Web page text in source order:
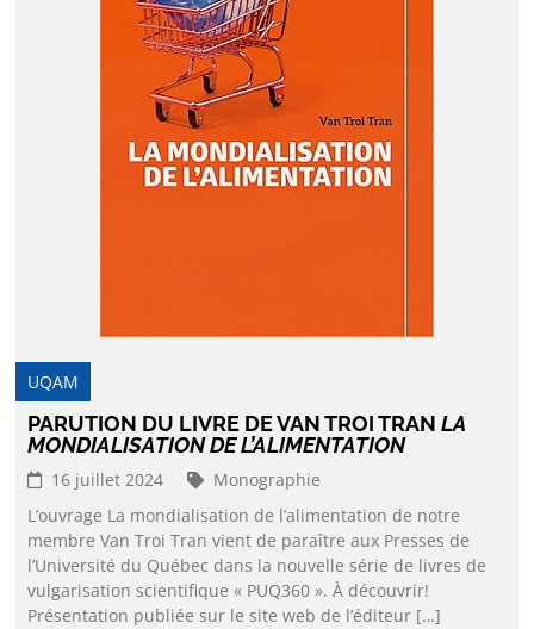
UQAM
PARUTION DU LIVRE DE VAN TROI TRANLA
MONDIALISATION DE L’ALIMENTATION
16 juillet 2024
Monographie
L’ouvrage La mondialisation de l’alimentation de notre
membre Van Troi Tran vient de paraître aux Presses de
l’Université du Québec dans la nouvelle série de livres de
vulgarisation scientifique « PUQ360 ». À découvrir!
Présentation publiée sur le site web de l’éditeur […]